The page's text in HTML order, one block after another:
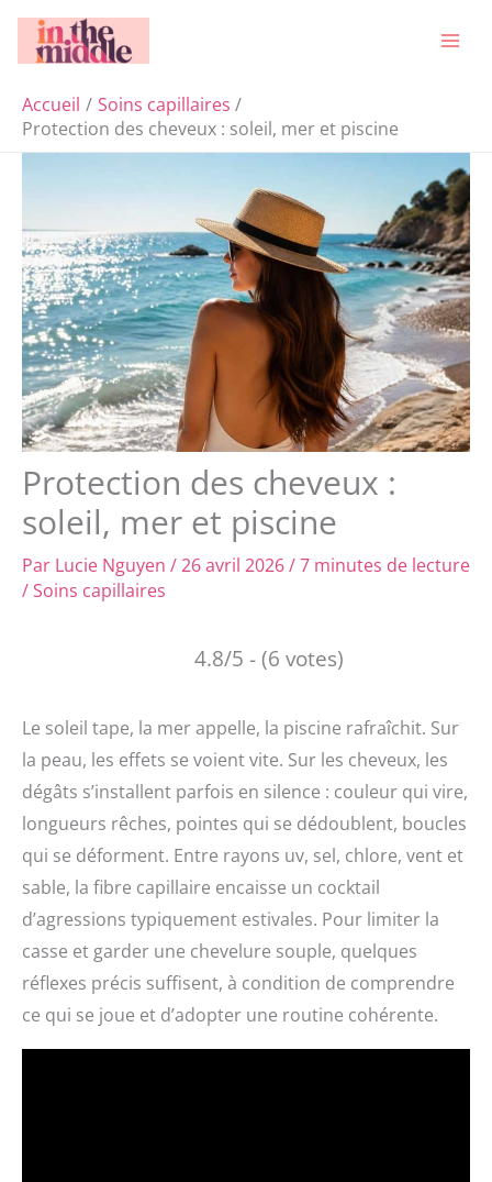
Aller
Accueil
Soins capillaires
Protection des cheveux : soleil, mer et piscine
Protection des cheveux :
soleil, mer et piscine
Par Lucie Nguyen /26 avril 2026/7 minutes de lecture
/Soins capillaires
4.8/5 - (6 votes)
Le soleil tape, la mer appelle, la piscine rafraîchit. Sur
la peau, les effets se voient vite. Sur les cheveux, les
dégâts s’installent parfois en silence : couleur qui vire,
longueurs rêches, pointes qui se dédoublent, boucles
qui se déforment. Entre rayons uv, sel, chlore, vent et
sable, la fibre capillaire encaisse un cocktail
d’agressions typiquement estivales. Pour limiter la
casse et garder une chevelure souple, quelques
réflexes précis suffisent, à condition de comprendre
ce qui se joue et d’adopter une routine cohérente.
Rechercher